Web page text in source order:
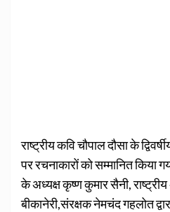
राष्ट्रीय कवि चौपाल दौसा के
पर रचनाकारों को सम्मानित किया
के अध्यक्ष कृष्ण कुमार सैनी,
बीकानेरी,संरक्षक नेमचंद गहलोत